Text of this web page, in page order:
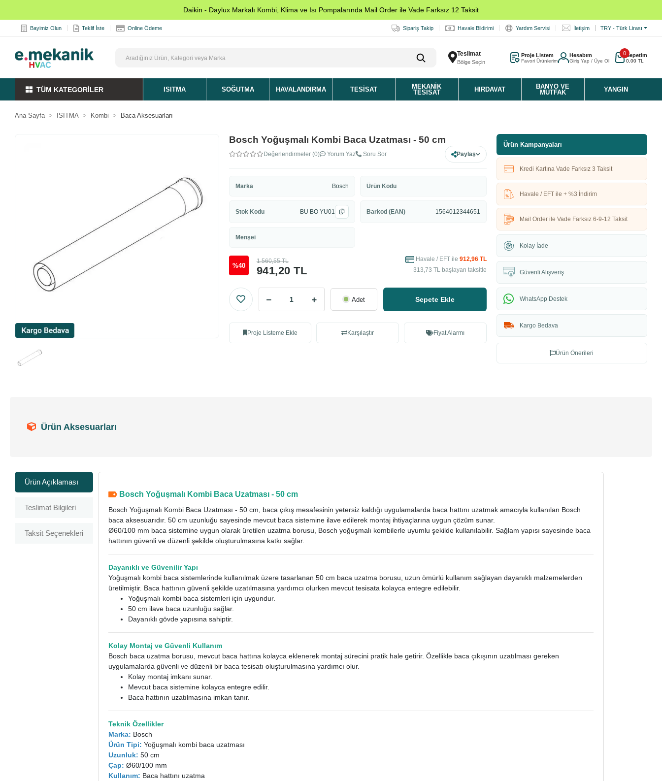
Daikin - Daylux Markalı Kombi, Klima ve Isı Pompalarında Mail Order ile Vade Farksız 12 Taksit
Bayimiz Olun Teklif İste Online Ödeme Sipariş Takip Havale Bildirimi Yardım Servisi İletişim TRY - Türk Lirası
Teslimat
Bölge Seçin
Proje Listem
Favori Ürünlerim
Hesabım
Giriş Yap / Üye Ol
0Sepetim
0,00 TL
TÜM KATEGORİLER ISITMA SOĞUTMA HAVALANDIRMA TESISAT
MEKANIK
TESISAT
HIRDAVAT
BANYO VE
MUTFAK
YANGIN
Ana Sayfa ISITMA Kombi Baca Aksesuarları
Bosch Yoğuşmalı Kombi Baca Uzatması - 50 cm
Değerlendirmeler (0) Yorum Yaz Soru Sor Paylaş
Marka Bosch Ürün Kodu
Stok Kodu BU BO YU01 Barkod (EAN) 1564012344651
Menşei
%40 941,20 TL
1.560,55 TL Havale / EFT ile 912,96 TL
313,73 TL başlayan taksitle
Adet Sepete Ekle
Proje Listeme Ekle Karşılaştır Fiyat Alarmı
Ürün Kampanyaları
Kredi Kartına Vade Farksız 3 Taksit
Havale / EFT ile + %3 İndirim
Mail Order ile Vade Farksız 6-9-12 Taksit
Kolay İade
Güvenli Alışveriş
WhatsApp Destek
Kargo Bedava
Ürün Önerileri
Ürün Aksesuarları
Ürün Açıklaması
Teslimat Bilgileri
Taksit Seçenekleri
Bosch Yoğuşmalı Kombi Baca Uzatması - 50 cm
Bosch Yoğuşmalı Kombi Baca Uzatması - 50 cm, baca çıkış mesafesinin yetersiz kaldığı uygulamalarda baca hattını uzatmak amacıyla kullanılan Bosch
baca aksesuarıdır. 50 cm uzunluğu sayesinde mevcut baca sistemine ilave edilerek montaj ihtiyaçlarına uygun çözüm sunar.
Ø60/100 mm baca sistemine uygun olarak üretilen uzatma borusu, Bosch yoğuşmalı kombilerle uyumlu şekilde kullanılabilir. Sağlam yapısı sayesinde baca
hattının güvenli ve düzenli şekilde oluşturulmasına katkı sağlar.
Dayanıklı ve Güvenilir Yapı
Yoğuşmalı kombi baca sistemlerinde kullanılmak üzere tasarlanan 50 cm baca uzatma borusu, uzun ömürlü kullanım sağlayan dayanıklı malzemelerden
üretilmiştir. Baca hattının güvenli şekilde uzatılmasına yardımcı olurken mevcut tesisata kolayca entegre edilebilir.
Yoğuşmalı kombi baca sistemleri için uygundur.
50 cm ilave baca uzunluğu sağlar.
Dayanıklı gövde yapısına sahiptir.
Kolay Montaj ve Güvenli Kullanım
Bosch baca uzatma borusu, mevcut baca hattına kolayca eklenerek montaj sürecini pratik hale getirir. Özellikle baca çıkışının uzatılması gereken
uygulamalarda güvenli ve düzenli bir baca tesisatı oluşturulmasına yardımcı olur.
Kolay montaj imkanı sunar.
Mevcut baca sistemine kolayca entegre edilir.
Baca hattının uzatılmasına imkan tanır.
Teknik Özellikler
Marka: Bosch
Ürün Tipi: Yoğuşmalı kombi baca uzatması
Uzunluk: 50 cm
Çap: Ø60/100 mm
Kullanım: Baca hattını uzatma